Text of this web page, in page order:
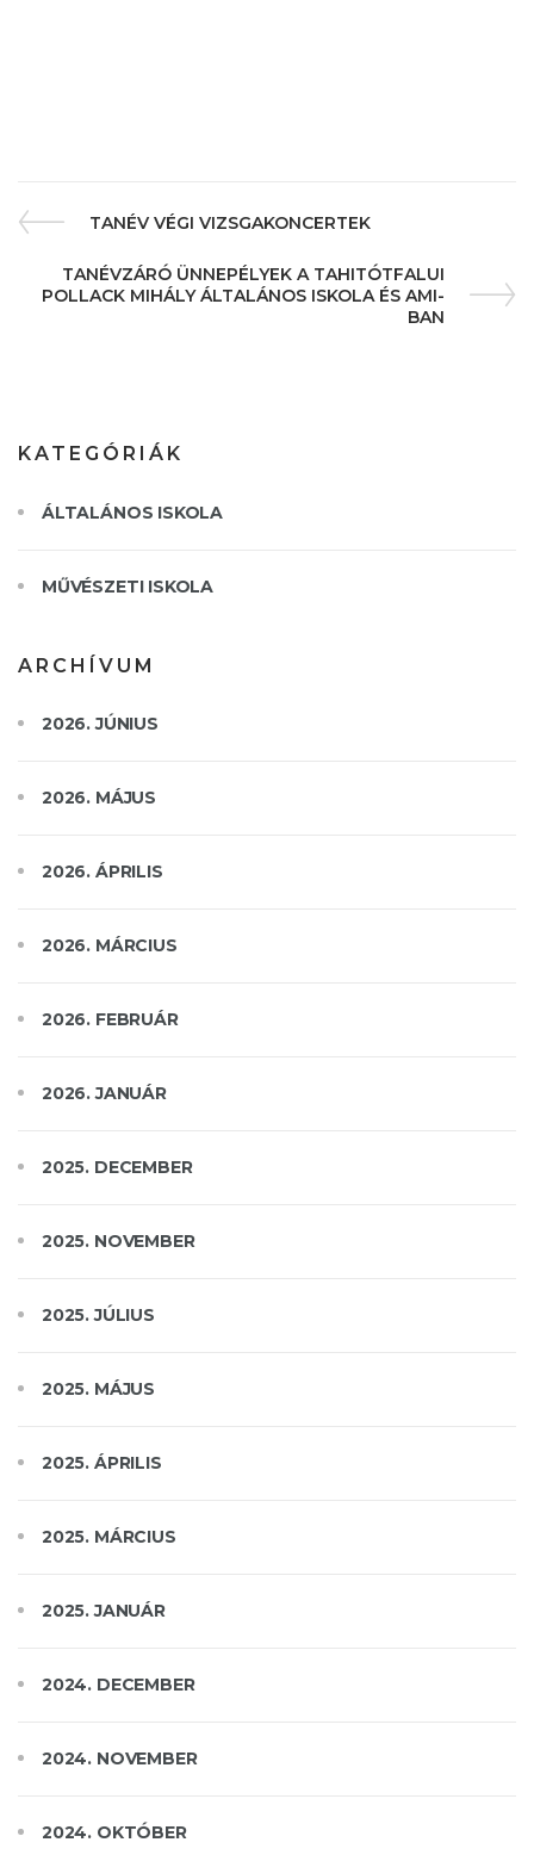
TANÉV VÉGI VIZSGAKONCERTEK
TANÉVZÁRÓ ÜNNEPÉLYEK A TAHITÓTFALUI
POLLACK MIHÁLY ÁLTALÁNOS ISKOLA ÉS AMI-
BAN
KATEGÓRIÁK
ÁLTALÁNOS ISKOLA
MŰVÉSZETI ISKOLA
ARCHÍVUM
2026. JÚNIUS
2026. MÁJUS
2026. ÁPRILIS
2026. MÁRCIUS
2026. FEBRUÁR
2026. JANUÁR
2025. DECEMBER
2025. NOVEMBER
2025. JÚLIUS
2025. MÁJUS
2025. ÁPRILIS
2025. MÁRCIUS
2025. JANUÁR
2024. DECEMBER
2024. NOVEMBER
2024. OKTÓBER